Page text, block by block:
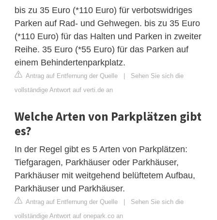
bis zu 35 Euro (*110 Euro) für verbotswidriges
Parken auf Rad- und Gehwegen. bis zu 35 Euro
(*110 Euro) für das Halten und Parken in zweiter
Reihe. 35 Euro (*55 Euro) für das Parken auf
einem Behindertenparkplatz.
Antrag auf Entfernung der Quelle | Sehen Sie sich die
vollständige Antwort auf verti.de an
Welche Arten von Parkplätzen gibt
es?
In der Regel gibt es 5 Arten von Parkplätzen:
Tiefgaragen, Parkhäuser oder Parkhäuser,
Parkhäuser mit weitgehend belüftetem Aufbau,
Parkhäuser und Parkhäuser.
Antrag auf Entfernung der Quelle | Sehen Sie sich die
vollständige Antwort auf onepark.co an